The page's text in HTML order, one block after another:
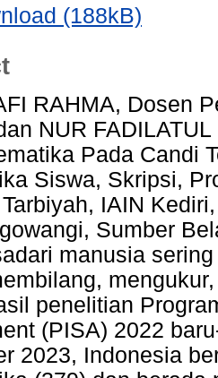
(188kB)
RAHMA, Dosen
NUR
Pada Candi
Siswa, Skripsi,
IAIN
Sumber
manusia
penelitian
(PISA) 2022
2023, Indonesia